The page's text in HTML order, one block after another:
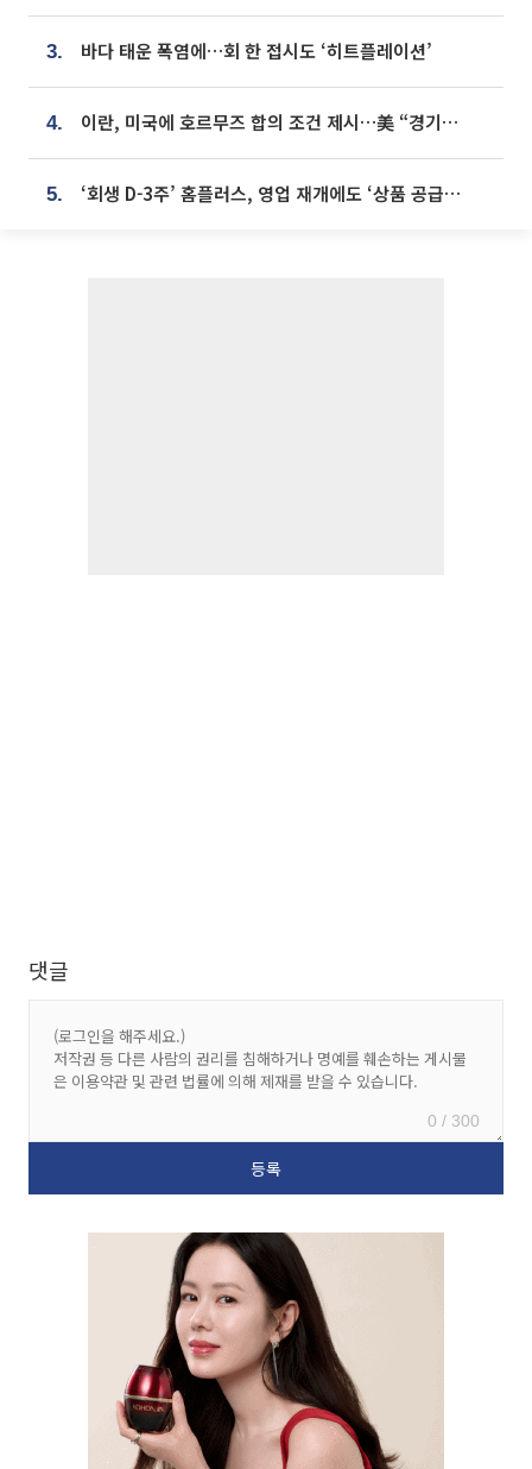
3. 바다 태운 폭염에…회 한 접시도 ‘히트플레이션’
4. 이란, 미국에 호르무즈 합의 조건 제시…美 “경기 아직 안 끝나” [종합]
5. ‘회생 D-3주’ 홈플러스, 영업 재개에도 ‘상품 공급망’ 복구가 생존 관건
댓글
0 / 300